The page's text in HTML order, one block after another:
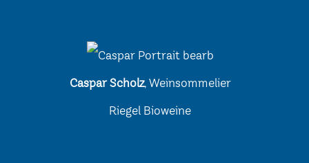
Caspar Scholz, Weinsommelier
Riegel Bioweine